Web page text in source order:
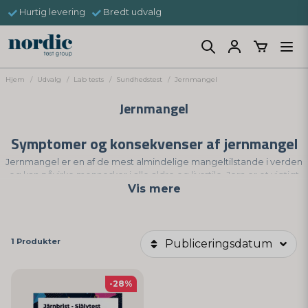
Hurtig levering Bredt udvalg
Hjem Udvalg Lab tests Sundhedstest Jernmangel
Jernmangel
Symptomer og konsekvenser af jernmangel
Jernmangel er en af ​​de mest almindelige mangeltilstande i verden
og kan påvirke mennesker i alle aldre og livsstile. Jern er et vigtigt
mineral, som kroppen har brug for for at producere hæmoglobin, et
Risikofaktorer for jernmangel
Når kroppen ikke får nok jern, kan det føre til jernmangel, som kan
forårsage en række helbredsproblemer. Almindelige symptomer på
jernmangel omfatter træthed, svaghed, svimmelhed, hovedpine,
Vis mere
1 Produkter Publiceringsdatum
-28%